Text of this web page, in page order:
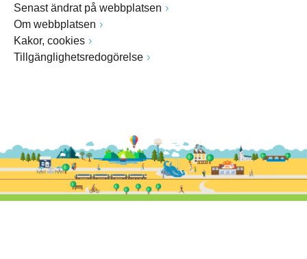
Senast ändrat på webbplatsen
Om webbplatsen
Kakor, cookies
Tillgänglighetsredogörelse